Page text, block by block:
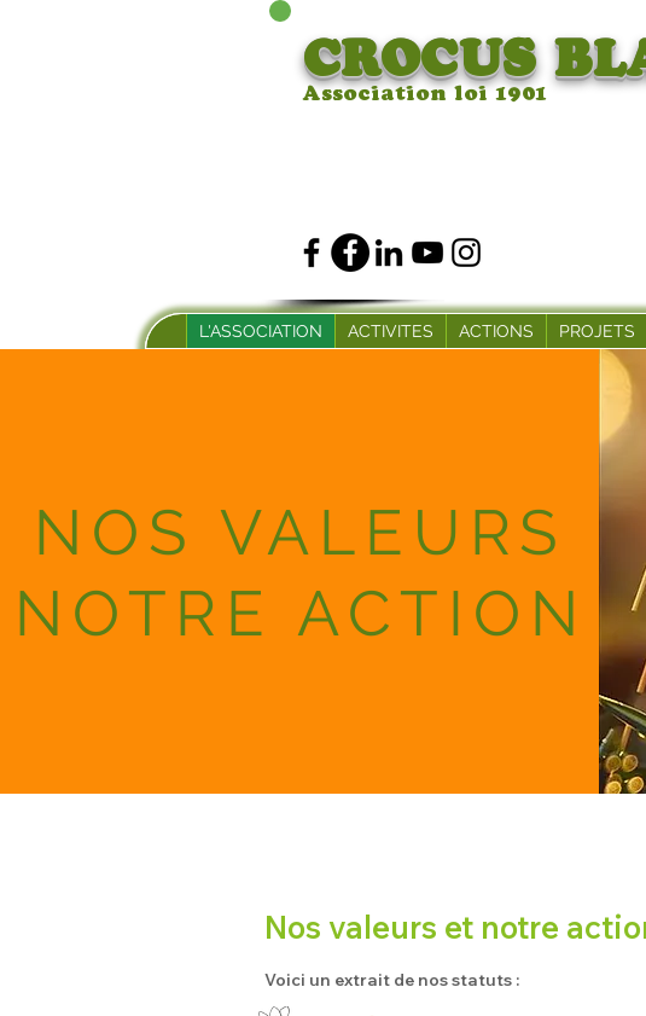
CROCUS
Association loi 1901
L'ASSOCIATION ACTIVITES ACTIONS PROJETS
NOS VALEURS
NOTRE ACTION
Nos valeurs et notre
Voici un extrait de nos statuts :